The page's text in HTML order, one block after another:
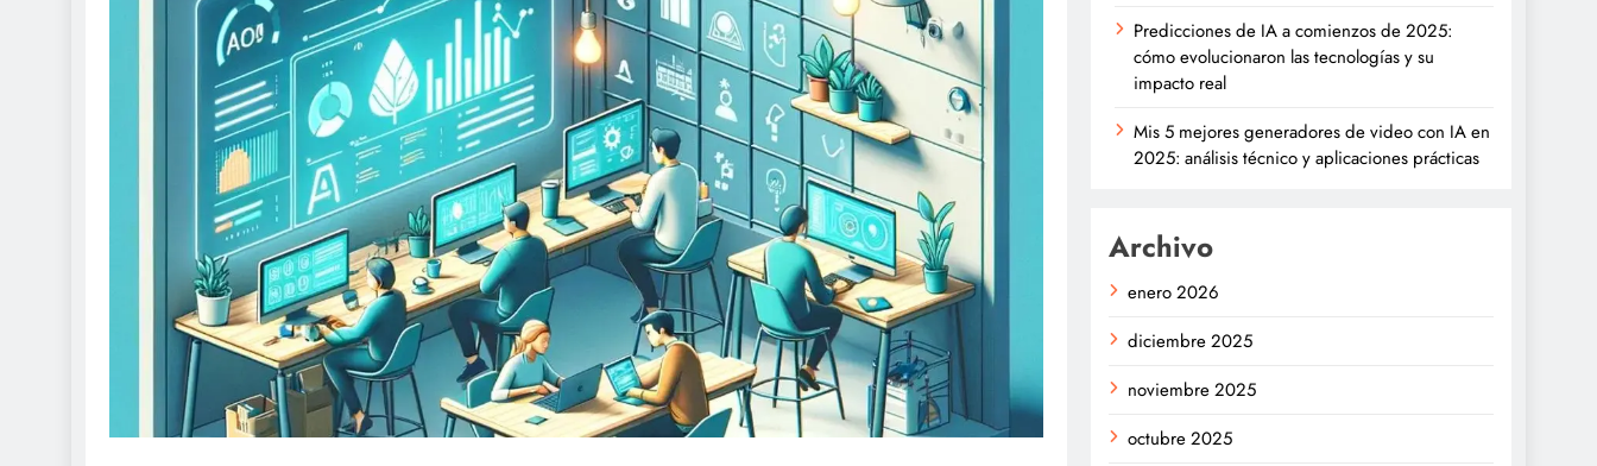
Predicciones de IA a comienzos de 2025:
cómo evolucionaron las tecnologías y su
impacto real
Mis 5 mejores generadores de video con IA en
2025: análisis técnico y aplicaciones prácticas
Archivo
enero 2026
diciembre 2025
noviembre 2025
octubre 2025